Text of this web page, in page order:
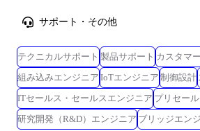
サポート・その他
テクニカルサポート 製品サポート カスタマ
組み込みエンジニア IoTエンジニア 制御設計
ITセールス・セールスエンジニア プリセール
研究開発（R&D）エンジニア ブリッジエン